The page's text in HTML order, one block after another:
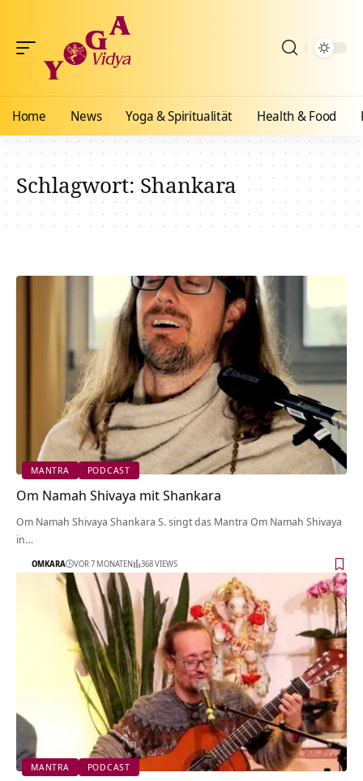
Home News Yoga & Spiritualität Health & Food
Schlagwort:Shankara
MANTRA PODCAST
Om Namah Shivaya mit Shankara
Om Namah Shivaya Shankara S. singt das Mantra Om Namah Shivaya
in…
OMKARA VOR 7 MONATEN 368 VIEWS
MANTRA PODCAST